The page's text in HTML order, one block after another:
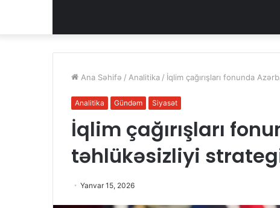
Ana Səhifə / Analitika / İqlim çağırışları fonunda
Analitika Gündəm Siyasət
İqlim çağırışları
təhlükəsizliyi
Yanvar 15, 2026